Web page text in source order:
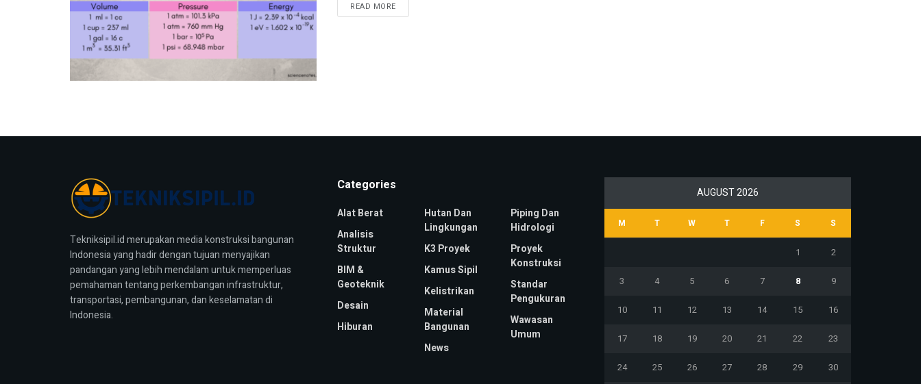
READ MORE
Tekniksipil.id merupakan media konstruksi bangunan
Indonesia yang hadir dengan tujuan menyajikan
pandangan yang lebih mendalam untuk memperluas
pemahaman tentang perkembangan infrastruktur,
transportasi, pembangunan, dan keselamatan di
Indonesia.
Categories
Alat Berat
Analisis
Struktur
BIM &
Geoteknik
Desain
Hiburan
Hutan Dan
Lingkungan
K3 Proyek
Kamus Sipil
Kelistrikan
Material
Bangunan
News
Piping Dan
Hidrologi
Proyek
Konstruksi
Standar
Pengukuran
Wawasan
Umum
AUGUST 2026
M T W T F S S
1 2
3 4 5 6 7 8 9
10 11 12 13 14 15 16
17 18 19 20 21 22 23
24 25 26 27 28 29 30